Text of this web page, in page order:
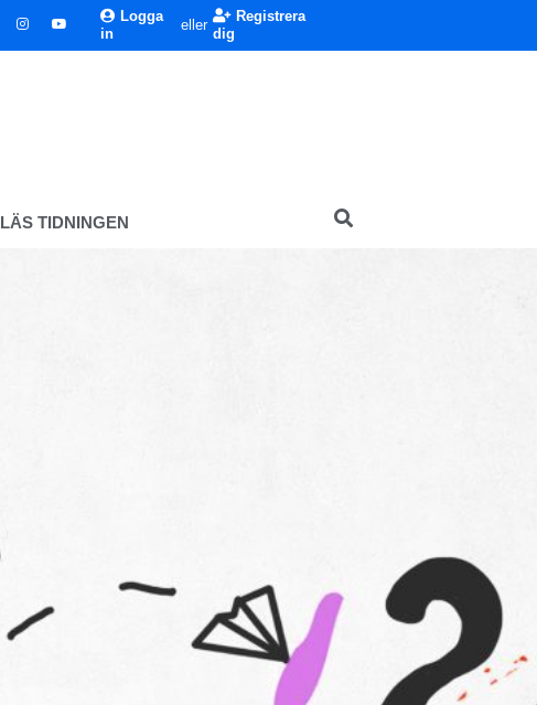
Logga
in
eller
Registrera
dig
LÄS TIDNINGEN